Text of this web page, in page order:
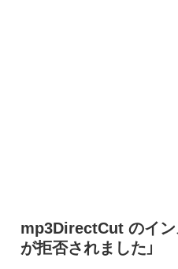
mp3DirectCut のイン
が拒否されました」